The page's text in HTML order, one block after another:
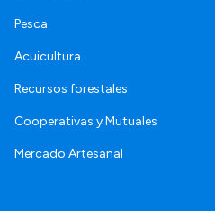
Pesca
Acuicultura
Recursos forestales
Cooperativas y Mutuales
Mercado Artesanal